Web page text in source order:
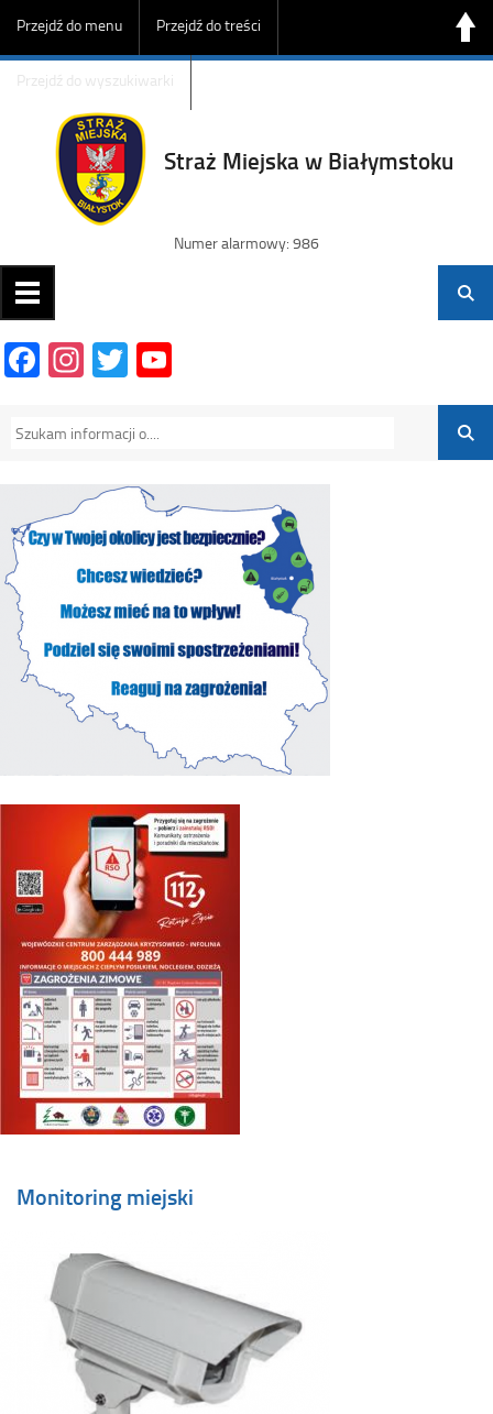
Przejdź do menu Przejdź do treści
Przejdź do wyszukiwarki
Straż Miejska w Białymstoku
Numer alarmowy: 986
Facebook
Instagram
Twitter
Monitoring miejski